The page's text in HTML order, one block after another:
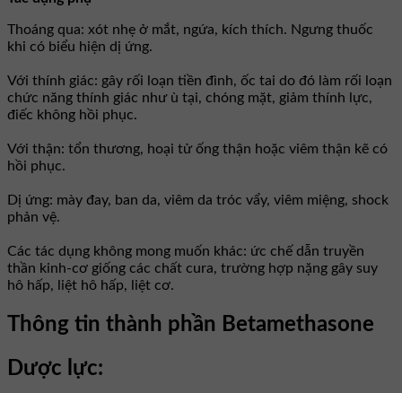
Thoáng qua: xót nhẹ ở mắt, ngứa, kích thích. Ngưng thuốc
khi có biểu hiện dị ứng.
Với thính giác: gây rối loạn tiền đình, ốc tai do đó làm rối loạn
chức năng thính giác như ù tại, chóng mặt, giảm thính lực,
điếc không hồi phục.
Với thận: tổn thương, hoại tử ống thận hoặc viêm thận kẽ có
hồi phục.
Dị ứng: mày đay, ban da, viêm da tróc vẩy, viêm miệng, shock
phản vệ.
Các tác dụng không mong muốn khác: ức chế dẫn truyền
thần kinh-cơ giống các chất cura, trường hợp nặng gây suy
hô hấp, liệt hô hấp, liệt cơ.
Thông tin thành phần Betamethasone
Dược lực: